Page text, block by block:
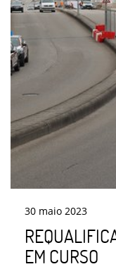
30 maio 2023
EM CURSO